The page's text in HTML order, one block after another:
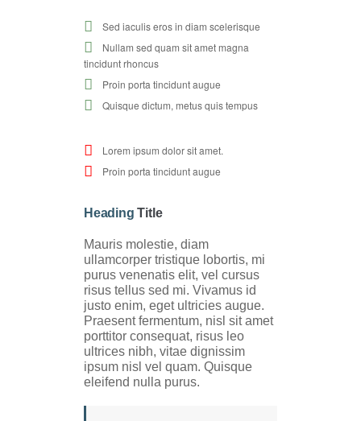
Sed iaculis eros in diam scelerisque
Nullam sed quam sit amet magna
tincidunt rhoncus
Proin porta tincidunt augue
Quisque dictum, metus quis tempus
Lorem ipsum dolor sit amet.
Proin porta tincidunt augue
Heading Title
Mauris molestie, diam
ullamcorper tristique lobortis, mi
purus venenatis elit, vel cursus
risus tellus sed mi. Vivamus id
justo enim, eget ultricies augue.
Praesent fermentum, nisl sit amet
porttitor consequat, risus leo
ultrices nibh, vitae dignissim
ipsum nisl vel quam. Quisque
eleifend nulla purus.